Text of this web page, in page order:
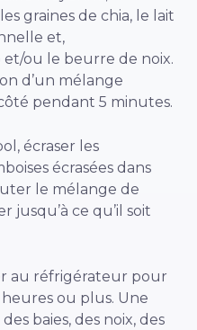
graines de chia, le lait
et,
ou le beurre de noix.
d’un mélange
pendant 5 minutes.
écraser les
écrasées dans
le mélange de
jusqu’à ce qu’il soit
au réfrigérateur pour
ou plus. Une
baies, des noix, des